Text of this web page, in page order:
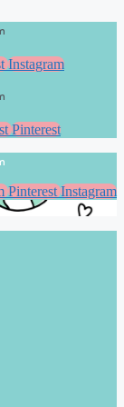
Instagram
Pinterest
Pinterest Instagram